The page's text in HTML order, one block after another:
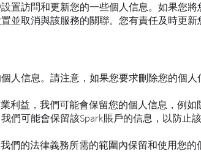
置訪問和更新您的一些個人信息。如果您
並取消與該服務的關聯。您有責任及時更新
人信息。請注意，如果您要求刪除您的個人
利益，我們可能會保留您的個人信息，例
們可能會保留該Spark賬戶的信息，以防止
們的法律義務所需的範圍內保留和使用您